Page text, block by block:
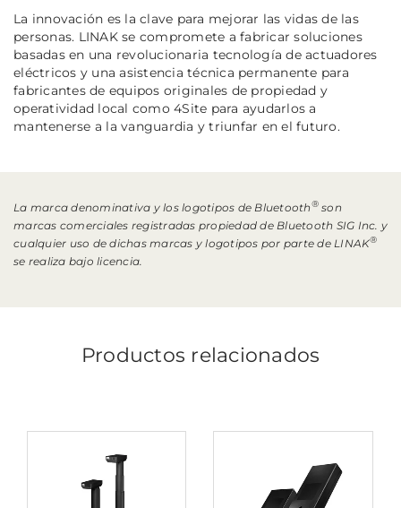
La innovación es la clave para mejorar las vidas de las
personas. LINAK se compromete a fabricar soluciones
basadas en una revolucionaria tecnología de actuadores
eléctricos y una asistencia técnica permanente para
fabricantes de equipos originales de propiedad y
operatividad local como 4Site para ayudarlos a
mantenerse a la vanguardia y triunfar en el futuro.
La marca denominativa y los logotipos de Bluetooth®son
marcas comerciales registradas propiedad de Bluetooth SIG Inc. y
cualquier uso de dichas marcas y logotipos por parte de LINAK®
se realiza bajo licencia.
Productos relacionados